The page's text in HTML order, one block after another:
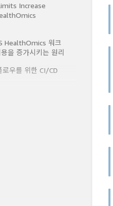
Increase
HealthOmics 워크
을 증가시키는 원리
우를 위한 CI/CD